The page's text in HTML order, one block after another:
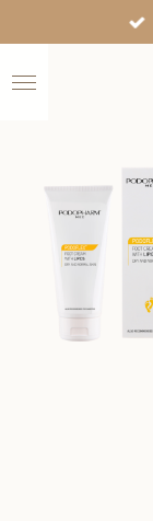
direct
naar